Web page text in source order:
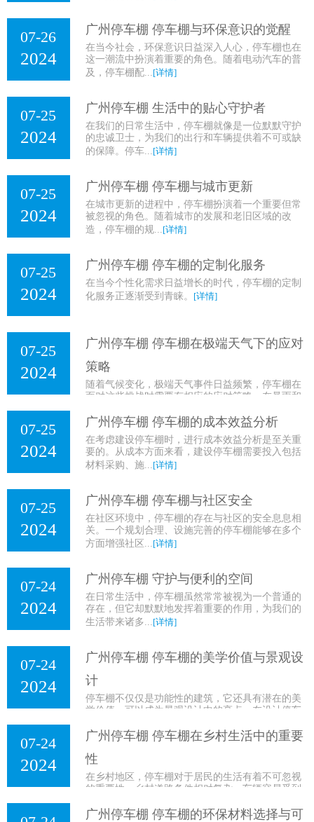
07-26
2024
广州停车棚 停车棚与环保意识的觉醒
在当今社会，环保意识日益深入人心，停车棚也在
这一潮流中扮演着重要的角色。随着电动汽车的普
及，停车棚配...
[详情]
07-25
2024
广州停车棚 生活中的贴心守护者
在我们的日常生活中，停车棚就像是一位默默守护
的忠诚卫士，为我们的出行和车辆提供着不可或缺
的保障。停车...
[详情]
07-25
2024
广州停车棚 停车棚与城市更新
在城市更新的进程中，停车棚扮演着一个重要但常
被忽视的角色。随着城市的发展和老旧区域的改
造，停车棚的规...
[详情]
07-25
2024
广州停车棚 停车棚的定制化服务
在当今个性化需求日益增长的时代，停车棚的定制
化服务正逐渐受到青睐。
[详情]
07-25
2024
广州停车棚 停车棚在极端天气下的应对
策略
随着气候变化，极端天气事件日益频繁，停车棚在
面对这些挑战时需要有相应的应对策略。在暴雨和
07-25
2024
广州停车棚 停车棚的成本效益分析
在考虑建设停车棚时，进行成本效益分析是至关重
要的。从成本方面来看，建设停车棚需要投入包括
材料采购、施...
[详情]
07-25
2024
广州停车棚 停车棚与社区安全
在社区环境中，停车棚的存在与社区的安全息息相
关。一个规划合理、设施完善的停车棚能够在多个
方面增强社区...
[详情]
07-24
2024
广州停车棚 守护与便利的空间
在日常生活中，停车棚虽然常常被视为一个普通的
存在，但它却默默地发挥着重要的作用，为我们的
生活带来诸多...
[详情]
07-24
2024
广州停车棚 停车棚的美学价值与景观设
计
停车棚不仅仅是功能性的建筑，它还具有潜在的美
学价值，可以成为景观设计中的亮点。在设计停车
07-24
2024
广州停车棚 停车棚在乡村生活中的重要
性
在乡村地区，停车棚对于居民的生活有着不可忽视
的重要性。乡村道路条件相对复杂，车辆容易受到
广州停车棚 停车棚的环保材料选择与可